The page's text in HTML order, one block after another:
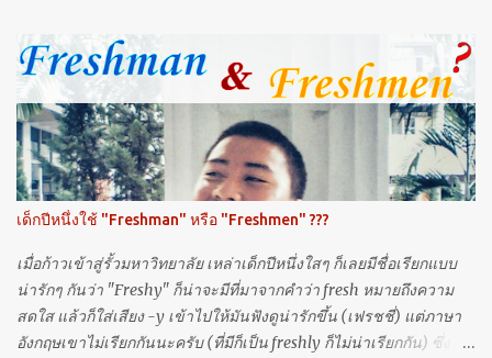
ว่าย่อหน้า (paragraph) นี้กำลังพูดถึงประเด็นอะไร ซึ่งก็คือความคิด
หลักของย่อหน้า (main idea of a paragraph) Topic sentence ที่ดี
ต้องเป็นการแสดงความคิดเห็น (opinion) ซึ่งทำให้ผู้เขียนเองสามารถ
บรรยายหรือขยายความต่อไปได้ เพราะถ้าหากเป็นการนำเสนอข้อมูล
ความจริง (fact) ผู้เขียนจะไม่สามารถเขียนหรือแสดงข้อมูลอะไรต่อได้
อีก เช่น Potato is a vegetable. เป็น fact เพราะไม่สามารถโต้แย้งได้
มันฝรั่งมันก็เป็นพืชผักจริงๆ (หรือใครจะเถียง?) แล้วผู้เขียนจะเขียน
เด็กปีหนึ่งใช้ "Freshman" หรือ "Freshmen" ???
เมื่อก้าวเข้าสู่รั้วมหาวิทยาลัย เหล่าเด็กปีหนึ่งใสๆ ก็เลยมีชื่อเรียกแบบ
น่ารักๆ กันว่า "Freshy" ก็น่าจะมีที่มาจากคำว่า fresh หมายถึงความ
สดใส แล้วก็ใส่เสียง -y เข้าไปให้มันฟังดูน่ารักขึ้น (เฟรชชี่) แต่ภาษา
อังกฤษเขาไม่เรียกกันนะครับ (ที่มีก็เป็น freshly ก็ไม่น่าเรียกกัน) ซึ่ง